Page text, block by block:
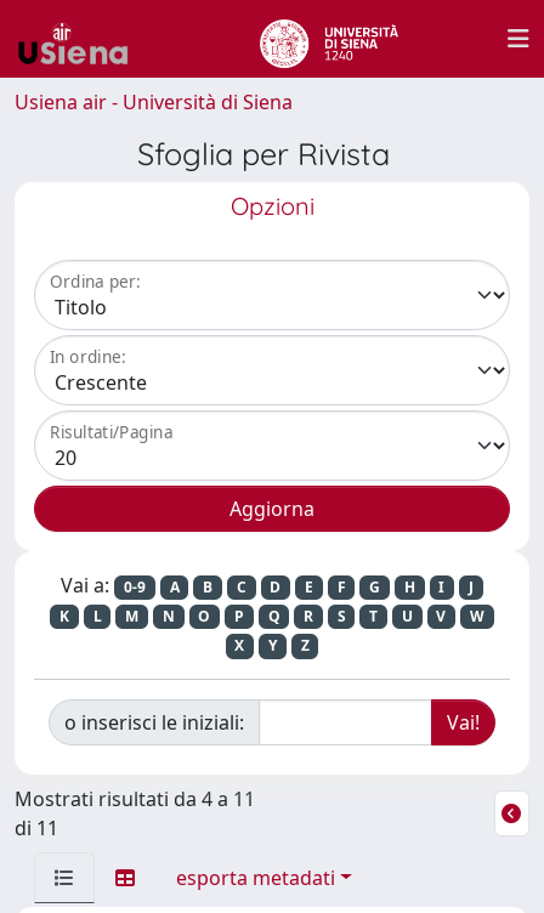
Usiena air - Università di Siena
Sfoglia per Rivista
Opzioni
Ordina per:
In ordine:
Risultati/Pagina
Vai a: 0-9 A B C D E F G H I
J
K
L M N O P Q R S T U V
W
X
Y Z
o inserisci le iniziali:
Mostrati risultati da 4 a 11
di 11
esporta metadati